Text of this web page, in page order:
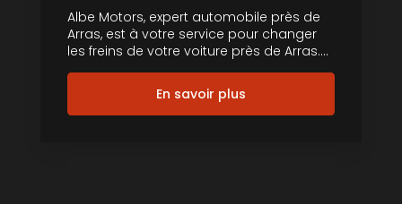
Albe Motors, expert automobile près de
Arras, est à votre service pour changer
les freins de votre voiture près de Arras....
En savoir plus